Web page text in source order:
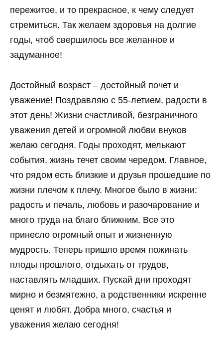
пережитое, и то прекрасное, к чему следует
стремиться. Так желаем здоровья на долгие
годы, чтоб свершилось все желанное и
задуманное!
Достойный возраст – достойный почет и
уважение! Поздравляю с 55-летием, радости в
этот день! Жизни счастливой, безграничного
уважения детей и огромной любви внуков
желаю сегодня. Годы проходят, мелькают
события, жизнь течет своим чередом. Главное,
что рядом есть близкие и друзья прошедшие по
жизни плечом к плечу. Многое было в жизни:
радость и печаль, любовь и разочарование и
много труда на благо ближним. Все это
принесло огромный опыт и жизненную
мудрость. Теперь пришло время пожинать
плоды прошлого, отдыхать от трудов,
наставлять младших. Пускай дни проходят
мирно и безмятежно, а родственники искренне
ценят и любят. Добра много, счастья и
уважения желаю сегодня!